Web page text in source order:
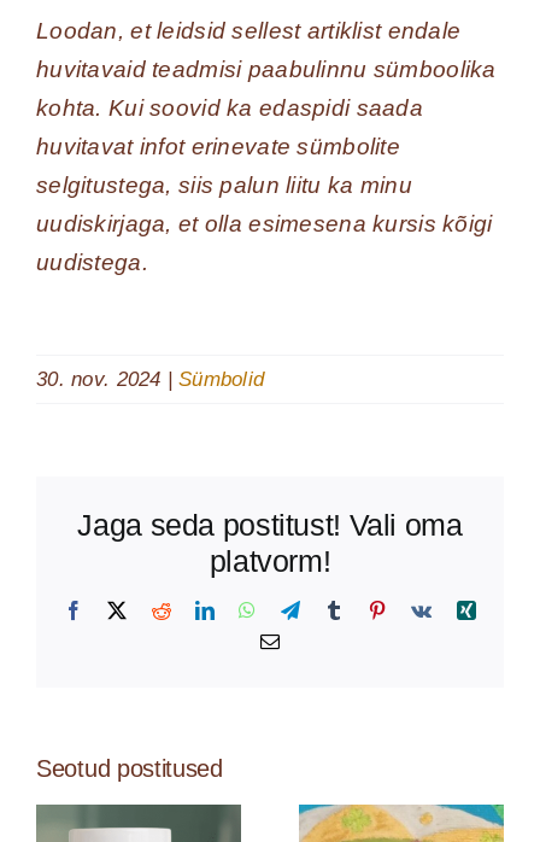
Loodan, et leidsid sellest artiklist endale
huvitavaid teadmisi paabulinnu sümboolika
kohta. Kui soovid ka edaspidi saada
huvitavat infot erinevate sümbolite
selgitustega, siis palun liitu ka minu
uudiskirjaga, et olla esimesena kursis kõigi
uudistega.
30. nov. 2024 | Sümbolid
Jaga seda postitust! Vali oma
platvorm!
Facebook RedditLinkedInWhatsApp
TelegramTumblr Pinterest
Vk
Xing
Email
Seotud postitused